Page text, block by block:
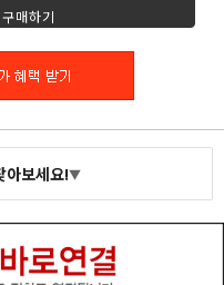
구매하기
아보세요!▼